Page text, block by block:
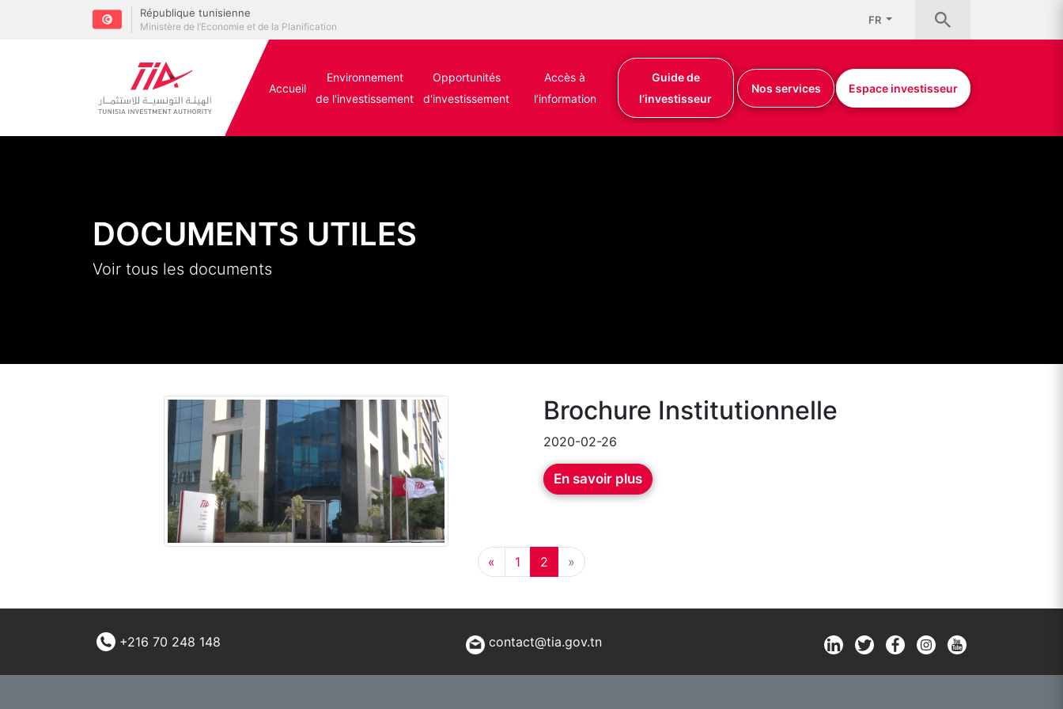
République tunisienne
Ministère de l’Economie et de la Planification
FR
Accueil
Environnement
de l'investissement
Opportunités
d'investissement
Accès à
l’information
Guide de
l’investisseur
Nos services Espace investisseur
DOCUMENTS UTILES
Voir tous les documents
Brochure Institutionnelle
2020-02-26
En savoir plus
« 1 2 »
+216 70 248 148 contact@tia.gov.tn